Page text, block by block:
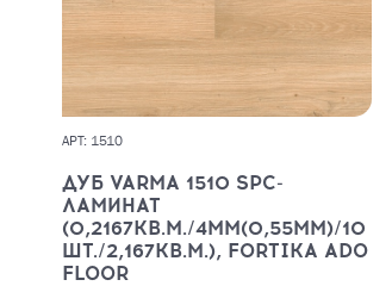
АРТ: 1510
ДУБ VARMA 1510 SPC-
ЛАМИНАТ
(0,2167КВ.М./4ММ(0,55ММ)/10
ШТ./2,167КВ.М.), FORTIKA ADO
FLOOR